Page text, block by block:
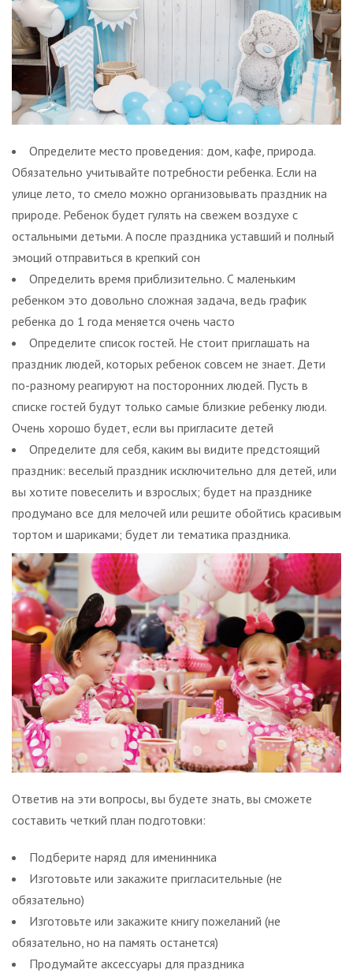
Определите место проведения: дом, кафе, природа.
Обязательно учитывайте потребности ребенка. Если на
улице лето, то смело можно организовывать праздник на
природе. Ребенок будет гулять на свежем воздухе с
остальными детьми. А после праздника уставший и полный
эмоций отправиться в крепкий сон
Определить время приблизительно. С маленьким
ребенком это довольно сложная задача, ведь график
ребенка до 1 года меняется очень часто
Определите список гостей. Не стоит приглашать на
праздник людей, которых ребенок совсем не знает. Дети
по-разному реагируют на посторонних людей. Пусть в
списке гостей будут только самые близкие ребенку люди.
Очень хорошо будет, если вы пригласите детей
Определите для себя, каким вы видите предстоящий
праздник: веселый праздник исключительно для детей, или
вы хотите повеселить и взрослых; будет на празднике
продумано все для мелочей или решите обойтись красивым
тортом и шариками; будет ли тематика праздника.
Ответив на эти вопросы, вы будете знать, вы сможете
составить четкий план подготовки:
Подберите наряд для именинника
Изготовьте или закажите пригласительные (не
обязательно)
Изготовьте или закажите книгу пожеланий (не
обязательно, но на память останется)
Продумайте аксессуары для праздника